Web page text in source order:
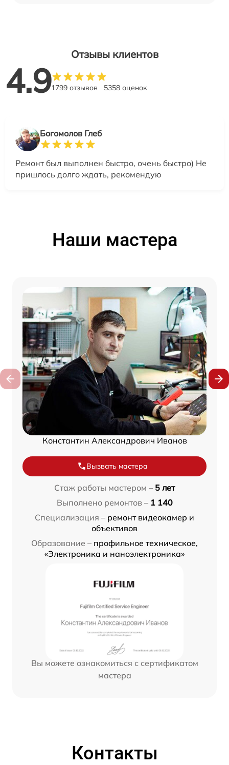
Отзывы клиентов
4.91799 отзывов 5358 оценок
Богомолов Глеб
Ремонт был выполнен быстро, очень быстро) Не
пришлось долго ждать, рекомендую
Наши мастера
Константин Александрович Иванов
Вызвать мастера
Стаж работы мастером – 5 лет
Выполнено ремонтов – 1 140
Специализация – ремонт видеокамер и
объективов
Образование – профильное техническое,
«Электроника и наноэлектроника»
Вы можете ознакомиться с сертификатом
мастера
Контакты